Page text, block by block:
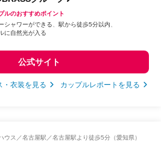
ルのおすすめポイント
シャワーができる
駅から徒歩5分以内
に自然光が入る
公式サイト
・衣装を見る カップルレポートを見る
ウス 名古屋駅／名古屋駅より徒歩5分（愛知県）